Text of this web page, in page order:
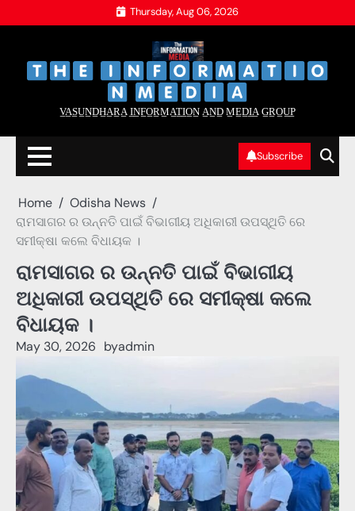
to
Thursday, Aug 06, 2026
V̲A̲S̲U̲N̲D̲H̲A̲R̲A̲ I̲N̲F̲O̲R̲M̲A̲T̲I̲O̲N̲ A̲N̲D̲ M̲E̲D̲I̲A̲ G̲R̲O̲U̲P̲
Subscribe
Home
Odisha News
ରାମସାଗର ର ଉନ୍ନତି ପାଇଁ ବିଭାଗୀୟ ଅଧିକାରୀ ଉପସ୍ଥିତି ରେ
ସମୀକ୍ଷା କଲେ ବିଧାୟକ ।
ରାମସାଗର ର ଉନ୍ନତି ପାଇଁ ବିଭାଗୀୟ
ଅଧିକାରୀ ଉପସ୍ଥିତି ରେ ସମୀକ୍ଷା କଲେ
ବିଧାୟକ ।
May 30, 2026 byadmin